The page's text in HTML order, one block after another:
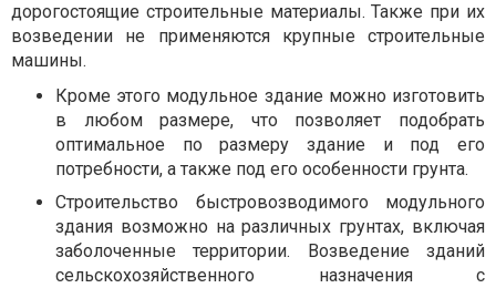
дорогостоящие строительные материалы. Также при их
возведении не применяются крупные строительные
машины.
Кроме этого модульное здание можно изготовить
в любом размере, что позволяет подобрать
оптимальное по размеру здание и под его
потребности, а также под его особенности грунта.
Строительство быстровозводимого модульного
здания возможно на различных грунтах, включая
заболоченные территории. Возведение зданий
сельскохозяйственного назначения с